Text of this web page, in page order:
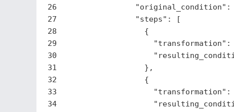
26
27
28
29
30
31
32
33
34
"original_condition" :
"steps" : [
                  {
"transformation" :
                  },
                  {
"transformation" :